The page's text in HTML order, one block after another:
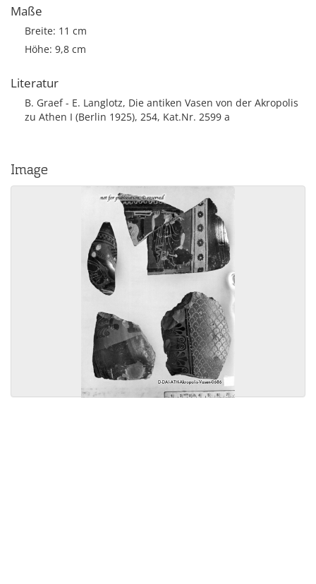
Maße
Breite: 11 cm
Höhe: 9,8 cm
Literatur
B. Graef - E. Langlotz, Die antiken Vasen von der Akropolis
zu Athen I (Berlin 1925), 254, Kat.Nr. 2599 a
Image